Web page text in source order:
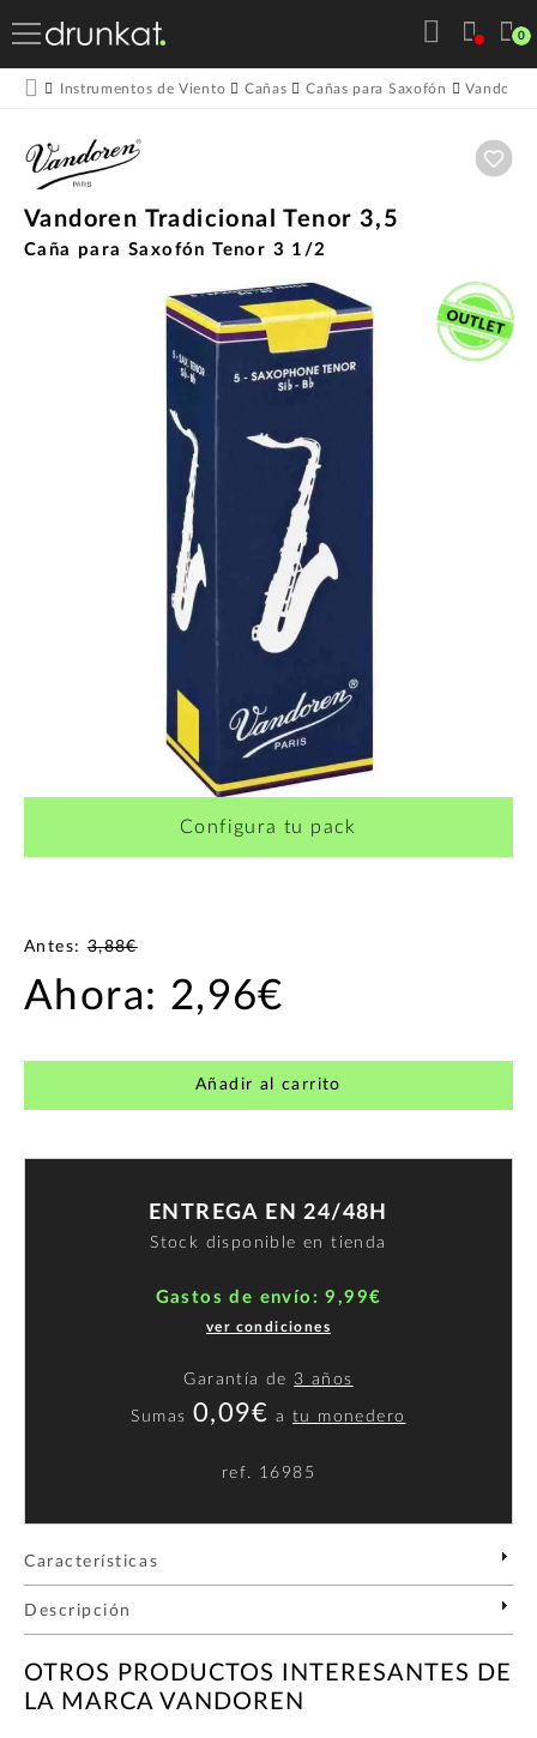
0
Instrumentos de Viento Cañas Cañas para Saxofón Vandoren
Vandoren Tradicional Tenor 3,5
Caña para Saxofón Tenor 3 1/2
Configura tu pack
Antes:3,88€
Ahora: 2,96€
Añadir al carrito
ENTREGA EN 24/48H
Stock disponible en tienda
Gastos de envío: 9,99€
ver condiciones
Garantía de 3 años
Sumas 0,09€ atu monedero
ref. 16985
Características
Descripción
OTROS PRODUCTOS INTERESANTES DE
LA MARCA VANDOREN